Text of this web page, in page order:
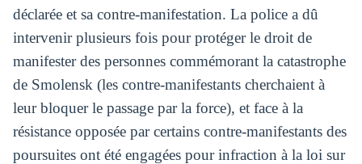
déclarée et sa contre-manifestation. La police a dû
intervenir plusieurs fois pour protéger le droit de
manifester des personnes commémorant la catastrophe
de Smolensk (les contre-manifestants cherchaient à
leur bloquer le passage par la force), et face à la
résistance opposée par certains contre-manifestants des
poursuites ont été engagées pour infraction à la loi sur